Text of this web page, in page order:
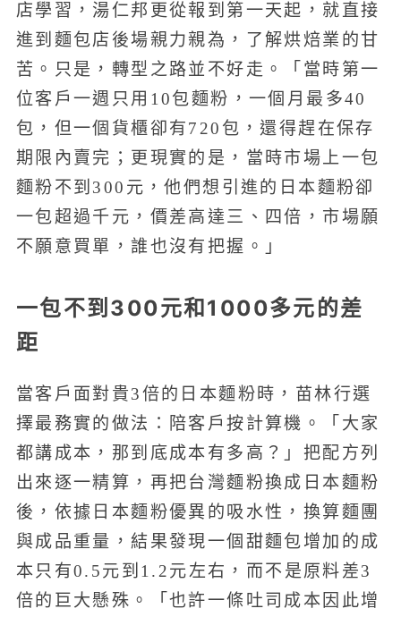
店學習，湯仁邦更從報到第一天起，就直接
進到麵包店後場親力親為，了解烘焙業的甘
苦。只是，轉型之路並不好走。「當時第一
位客戶一週只用10包麵粉，一個月最多40
包，但一個貨櫃卻有720包，還得趕在保存
期限內賣完；更現實的是，當時市場上一包
麵粉不到300元，他們想引進的日本麵粉卻
一包超過千元，價差高達三、四倍，市場願
不願意買單，誰也沒有把握。」
一包不到300元和1000多元的差
距
當客戶面對貴3倍的日本麵粉時，苗林行選
擇最務實的做法：陪客戶按計算機。「大家
都講成本，那到底成本有多高？」把配方列
出來逐一精算，再把台灣麵粉換成日本麵粉
後，依據日本麵粉優異的吸水性，換算麵團
與成品重量，結果發現一個甜麵包增加的成
本只有0.5元到1.2元左右，而不是原料差3
倍的巨大懸殊。「也許一條吐司成本因此增